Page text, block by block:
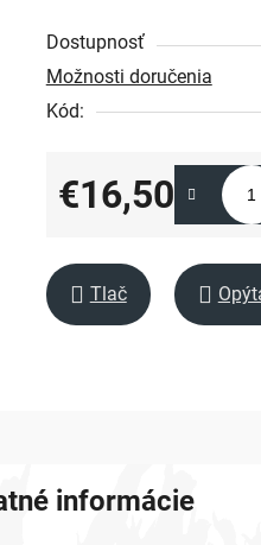
z
5
hviezdičiek.
Dostupnosť
Možnosti doručenia
Kód:
€16,50
Jednotková cena:
Tlač
informácie